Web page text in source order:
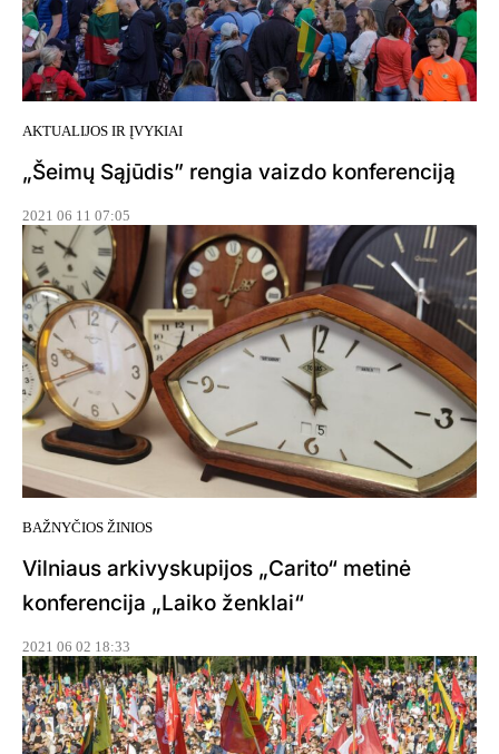
AKTUALIJOS IR ĮVYKIAI
„Šeimų Sąjūdis” rengia vaizdo konferenciją
2021 06 11 07:05
BAŽNYČIOS ŽINIOS
Vilniaus arkivyskupijos „Carito“ metinė
konferencija „Laiko ženklai“
2021 06 02 18:33